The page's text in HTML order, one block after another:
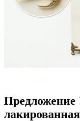
Предложение